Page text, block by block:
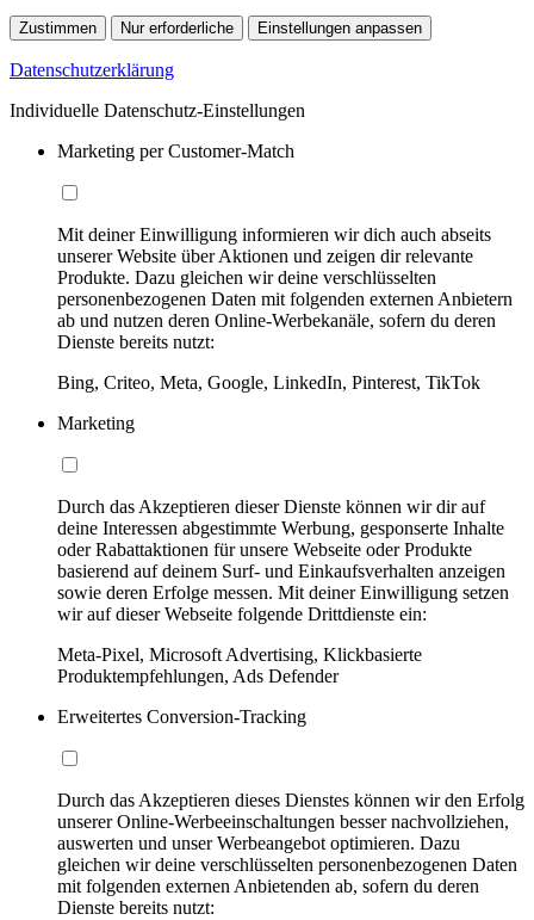
Zustimmen Nur erforderliche Einstellungen anpassen
Datenschutzerklärung
Individuelle Datenschutz-Einstellungen
Marketing per Customer-Match
Mit deiner Einwilligung informieren wir dich auch abseits
unserer Website über Aktionen und zeigen dir relevante
Produkte. Dazu gleichen wir deine verschlüsselten
personenbezogenen Daten mit folgenden externen Anbietern
ab und nutzen deren Online-Werbekanäle, sofern du deren
Dienste bereits nutzt:
Bing, Criteo, Meta, Google, LinkedIn, Pinterest, TikTok
Marketing
Durch das Akzeptieren dieser Dienste können wir dir auf
deine Interessen abgestimmte Werbung, gesponserte Inhalte
oder Rabattaktionen für unsere Webseite oder Produkte
basierend auf deinem Surf- und Einkaufsverhalten anzeigen
sowie deren Erfolge messen. Mit deiner Einwilligung setzen
wir auf dieser Webseite folgende Drittdienste ein:
Meta-Pixel, Microsoft Advertising, Klickbasierte
Produktempfehlungen, Ads Defender
Erweitertes Conversion-Tracking
Durch das Akzeptieren dieses Dienstes können wir den Erfolg
unserer Online-Werbeeinschaltungen besser nachvollziehen,
auswerten und unser Werbeangebot optimieren. Dazu
gleichen wir deine verschlüsselten personenbezogenen Daten
mit folgenden externen Anbietenden ab, sofern du deren
Dienste bereits nutzt: